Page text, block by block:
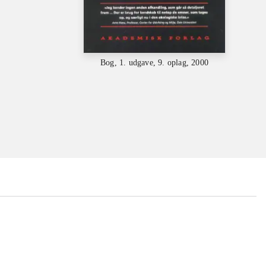
Bog, 1. udgave, 9. oplag, 2000